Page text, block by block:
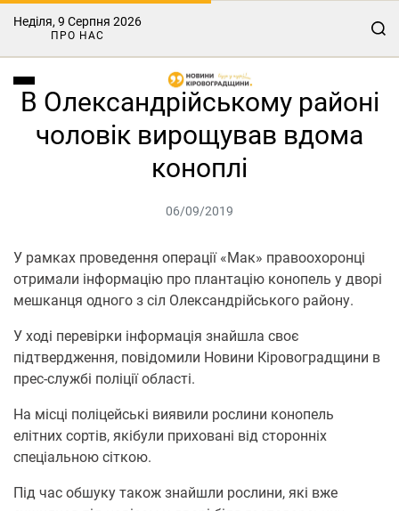
Неділя, 9 Серпня 2026
ПРО НАС
В Олександрійському районі
чоловік вирощував вдома
коноплі
06/09/2019
У рамках проведення операції «Мак» правоохоронці
отримали інформацію про плантацію конопель у дворі
мешканця одного з сіл Олександрійського району.
У ході перевірки інформація знайшла своє
підтвердження, повідомили Новини Кіровоградщини в
прес-службі поліції області.
На місці поліцейські виявили рослини конопель
елітних сортів, якібули приховані від сторонніх
спеціальною сіткою.
Під час обшуку також знайшли рослини, які вже